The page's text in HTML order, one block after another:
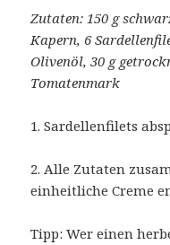
Zutaten: 150 g
Kapern, 6
Olivenöl, 30 g
Tomatenmark
1. Sardellenfilets
2. Alle Zutaten
einheitliche Creme
Tipp: Wer einen